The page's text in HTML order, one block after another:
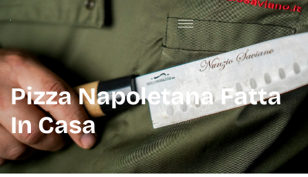
Pizza Napoletana Fatta
In Casa